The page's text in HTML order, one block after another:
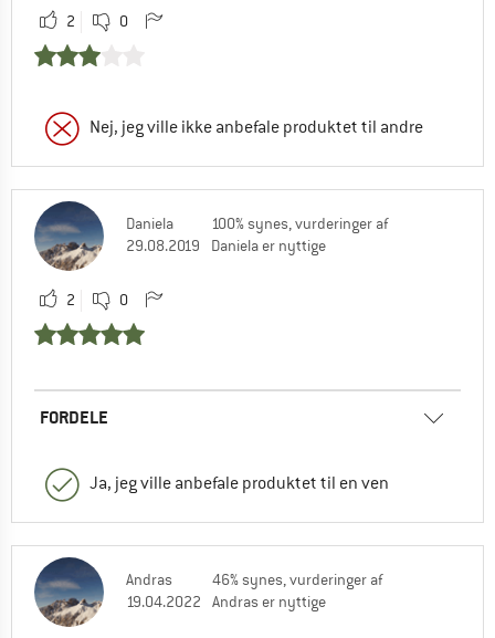
2 0
Nej, jeg ville ikke anbefale produktet til andre
Daniela
29.08.2019
100% synes, vurderinger af
Daniela er nyttige
2 0
FORDELE
Ja, jeg ville anbefale produktet til en ven
Andras
19.04.2022
46% synes, vurderinger af
Andras er nyttige